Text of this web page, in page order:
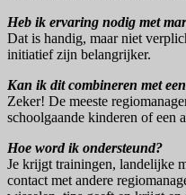
Heb ik ervaring nodig met
Dat is handig, maar niet
initiatief zijn belangrijker.
Kan ik dit combineren met
Zeker! De meeste
schoolgaande kinderen of een
Hoe word ik ondersteund?
Je krijgt trainingen, landelijke
contact met andere